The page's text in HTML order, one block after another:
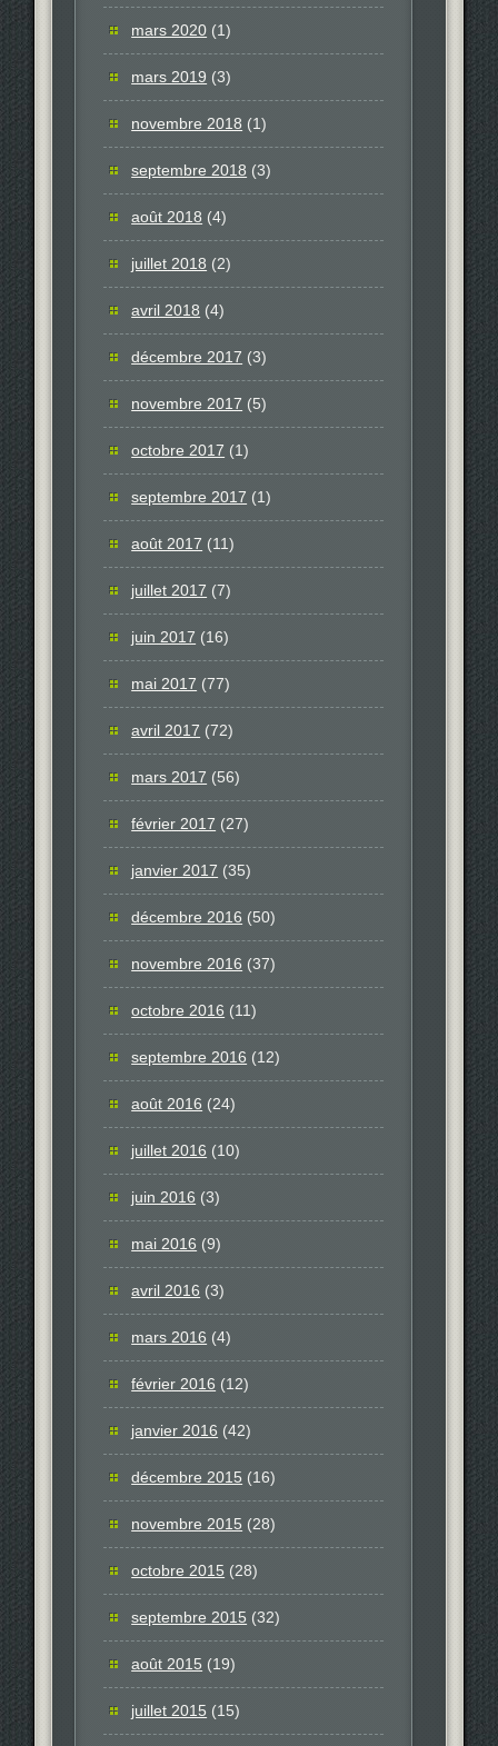
mars 2020 (1)
mars 2019 (3)
novembre 2018 (1)
septembre 2018 (3)
août 2018 (4)
juillet 2018 (2)
avril 2018 (4)
décembre 2017 (3)
novembre 2017 (5)
octobre 2017 (1)
septembre 2017 (1)
août 2017 (11)
juillet 2017 (7)
juin 2017 (16)
mai 2017 (77)
avril 2017 (72)
mars 2017 (56)
février 2017 (27)
janvier 2017 (35)
décembre 2016 (50)
novembre 2016 (37)
octobre 2016 (11)
septembre 2016 (12)
août 2016 (24)
juillet 2016 (10)
juin 2016 (3)
mai 2016 (9)
avril 2016 (3)
mars 2016 (4)
février 2016 (12)
janvier 2016 (42)
décembre 2015 (16)
novembre 2015 (28)
octobre 2015 (28)
septembre 2015 (32)
août 2015 (19)
juillet 2015 (15)